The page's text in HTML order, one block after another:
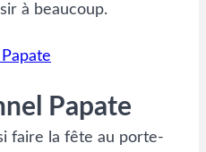
à beaucoup.
Papate
faire la fête au porte-